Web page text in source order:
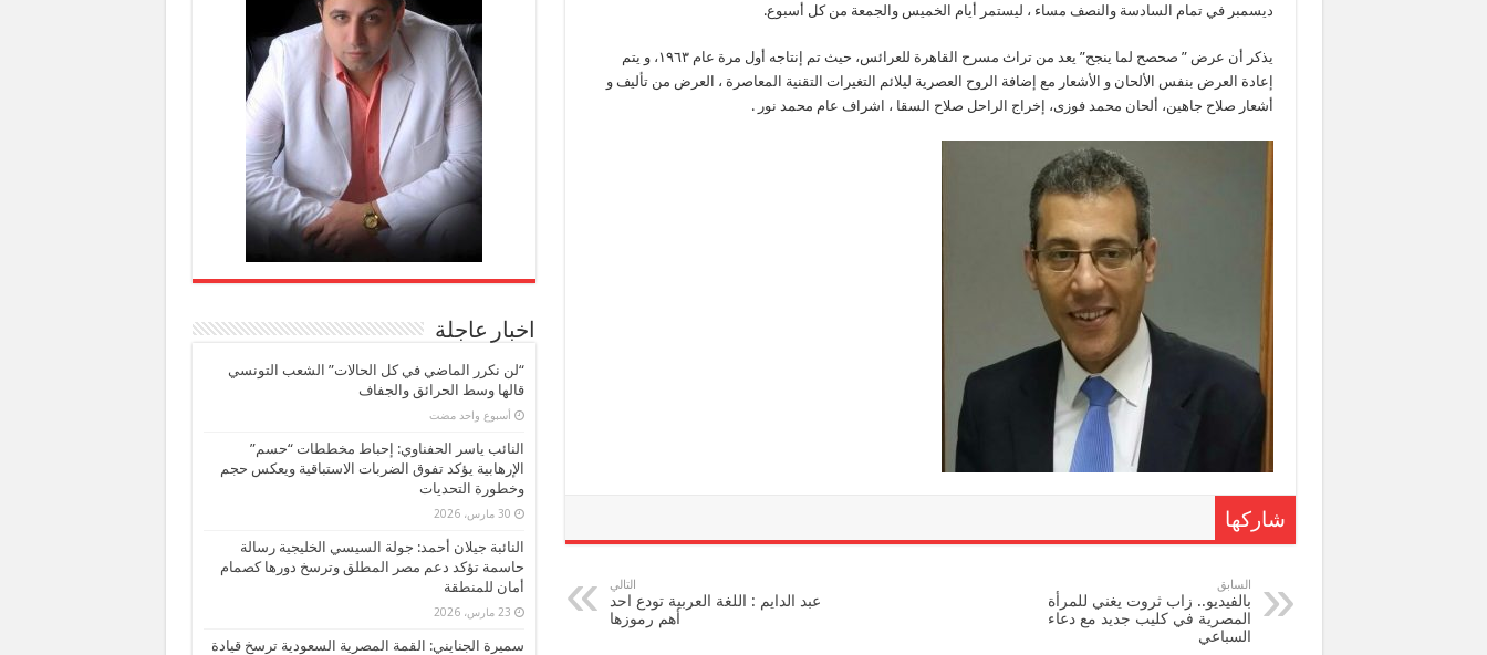
مغلقة
ديسمبر في تمام السادسة والنصف مساء ، ليستمر أيام الخميس والجمعة من كل أسبوع.
يذكر أن عرض ” صحصح لما ينجح” يعد من تراث مسرح القاهرة للعرائس، حيث تم إنتاجه أول مرة عام ١٩٦٣، و يتم
إعادة العرض بنفس الألحان و الأشعار مع إضافة الروح العصرية ليلائم التغيرات التقنية المعاصرة ، العرض من تأليف و
أشعار صلاح جاهين، ألحان محمد فوزى، إخراج الراحل صلاح السقا ، اشراف عام محمد نور .
شاركها
السابق
بالفيديو.. زاب ثروت يغني للمرأة
المصرية في كليب جديد مع دعاء
السباعي
التالي
عبد الدايم : اللغة العربية تودع احد
أهم رموزها
اخبار عاجلة
“لن نكرر الماضي في كل الحالات” الشعب التونسي
قالها وسط الحرائق والجفاف
‏أسبوع واحد مضت
النائب ياسر الحفناوي: إحباط مخططات “حسم”
الإرهابية يؤكد تفوق الضربات الاستباقية ويعكس حجم
وخطورة التحديات
30 مارس، 2026
النائبة جيلان أحمد: جولة السيسي الخليجية رسالة
حاسمة تؤكد دعم مصر المطلق وترسخ دورها كصمام
أمان للمنطقة
23 مارس، 2026
سميرة الجنايني: القمة المصرية السعودية ترسخ قيادة